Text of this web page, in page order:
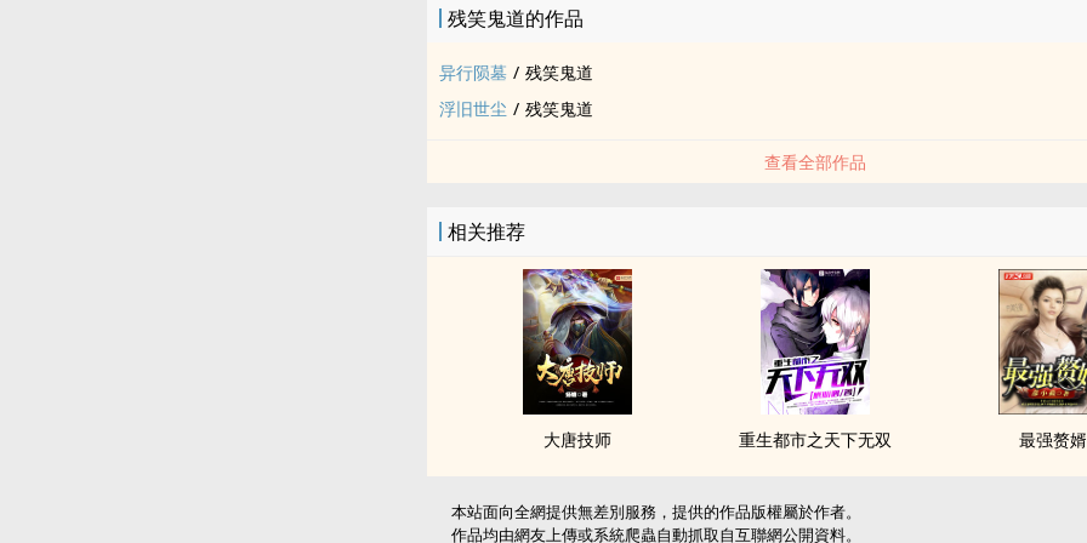
残笑鬼道的作品
异行陨墓 / 残笑鬼道
浮旧世尘 / 残笑鬼道
查看全部作品
相关推荐
大唐技师 重生都市之天下无双 最强赘婿
本站面向全網提供無差別服務，提供的作品版權屬於作者。
作品均由網友上傳或系統爬蟲自動抓取自互聯網公開資料。